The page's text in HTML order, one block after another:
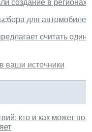
создание в регионах
для
считать
ваши источники
кто и как может